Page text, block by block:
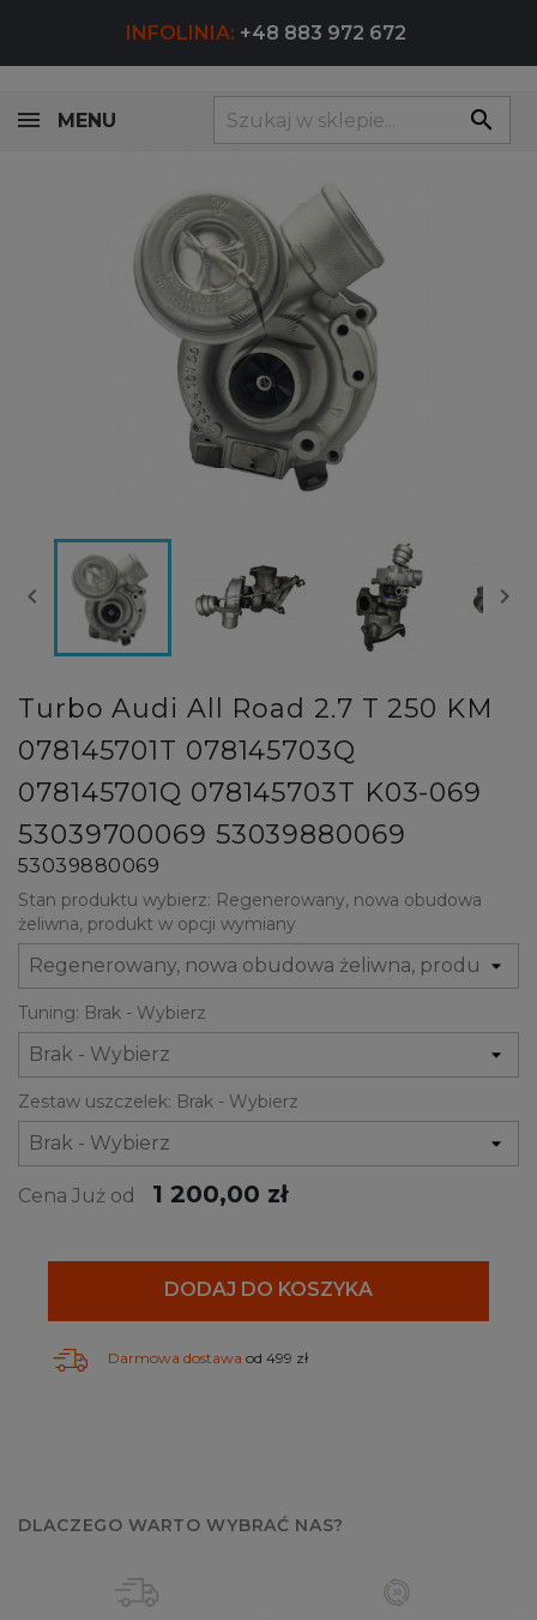
INFOLINIA: +48 883 972 672
search
MENU
 
Turbo Audi All Road 2.7 T 250 KM
078145701T 078145703Q
078145701Q 078145703T K03-069
53039700069 53039880069
53039880069
Stan produktu wybierz: Regenerowany, nowa obudowa
żeliwna, produkt w opcji wymiany
Tuning: Brak - Wybierz
Zestaw uszczelek: Brak - Wybierz
Cena Już od 1 200,00 zł
DODAJ DO KOSZYKA
Darmowa dostawa od 499 zł
DLACZEGO WARTO WYBRAĆ NAS?